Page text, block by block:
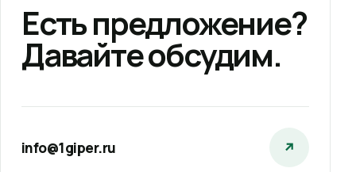
Есть предложение?
Давайте обсудим.
info@1giper.ru ↗